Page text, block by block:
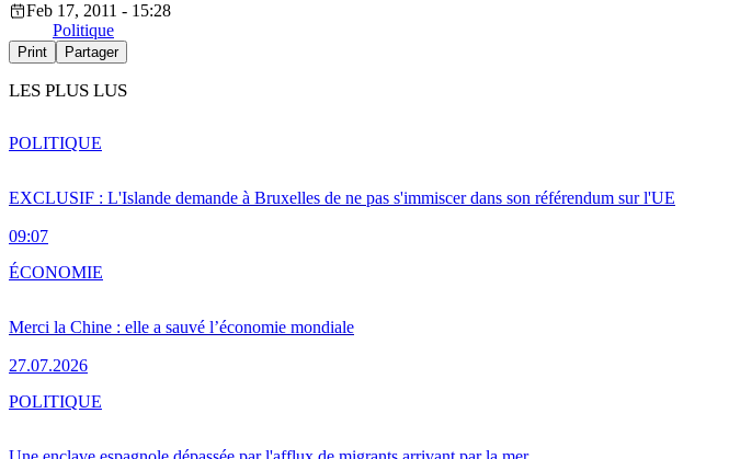
Feb 17, 2011 - 15:28
Politique
Print Partager
LES PLUS LUS
EXCLUSIF : L'Islande demande à Bruxelles de ne pas s'immiscer dans son référendum sur l'UE
09:07
POLITIQUE
Merci la Chine : elle a sauvé l’économie mondiale
27.07.2026
ÉCONOMIE
POLITIQUE